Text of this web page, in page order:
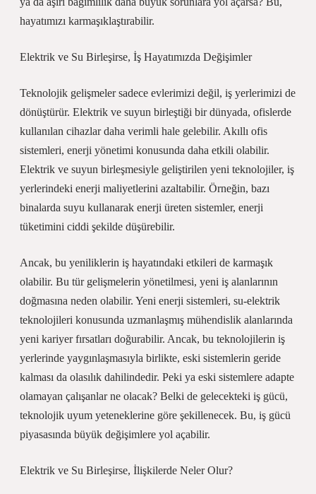
hayatımızı karmaşıklaştırabilir.
Elektrik ve Su Birleşirse, İş Hayatımızda Değişimler
Teknolojik gelişmeler sadece evlerimizi değil, iş yerlerimizi de
dönüştürür. Elektrik ve suyun birleştiği bir dünyada, ofislerde
kullanılan cihazlar daha verimli hale gelebilir. Akıllı ofis
sistemleri, enerji yönetimi konusunda daha etkili olabilir.
Elektrik ve suyun birleşmesiyle geliştirilen yeni teknolojiler, iş
yerlerindeki enerji maliyetlerini azaltabilir. Örneğin, bazı
binalarda suyu kullanarak enerji üreten sistemler, enerji
tüketimini ciddi şekilde düşürebilir.
Ancak, bu yeniliklerin iş hayatındaki etkileri de karmaşık
olabilir. Bu tür gelişmelerin yönetilmesi, yeni iş alanlarının
doğmasına neden olabilir. Yeni enerji sistemleri, su-elektrik
teknolojileri konusunda uzmanlaşmış mühendislik alanlarında
yeni kariyer fırsatları doğurabilir. Ancak, bu teknolojilerin iş
yerlerinde yaygınlaşmasıyla birlikte, eski sistemlerin geride
kalması da olasılık dahilindedir. Peki ya eski sistemlere adapte
olamayan çalışanlar ne olacak? Belki de gelecekteki iş gücü,
teknolojik uyum yeteneklerine göre şekillenecek. Bu, iş gücü
piyasasında büyük değişimlere yol açabilir.
Elektrik ve Su Birleşirse, İlişkilerde Neler Olur?